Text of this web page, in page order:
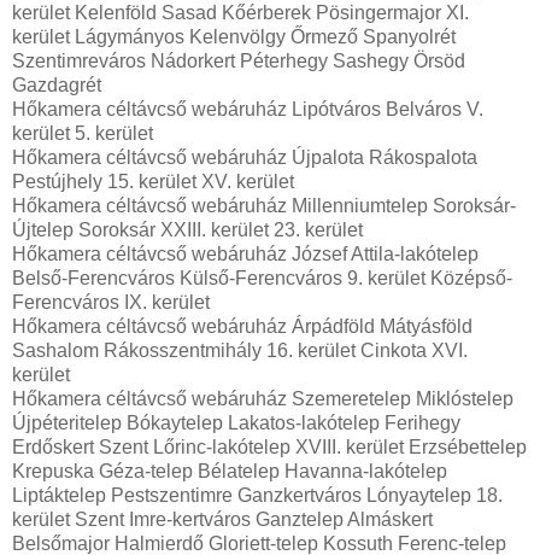
kerület Kelenföld Sasad Kőérberek Pösingermajor XI.
kerület Lágymányos Kelenvölgy Őrmező Spanyolrét
Szentimreváros Nádorkert Péterhegy Sashegy Örsöd
Gazdagrét
Hőkamera céltávcső webáruház Lipótváros Belváros V.
kerület 5. kerület
Hőkamera céltávcső webáruház Újpalota Rákospalota
Pestújhely 15. kerület XV. kerület
Hőkamera céltávcső webáruház Millenniumtelep Soroksár-
Újtelep Soroksár XXIII. kerület 23. kerület
Hőkamera céltávcső webáruház József Attila-lakótelep
Belső-Ferencváros Külső-Ferencváros 9. kerület Középső-
Ferencváros IX. kerület
Hőkamera céltávcső webáruház Árpádföld Mátyásföld
Sashalom Rákosszentmihály 16. kerület Cinkota XVI.
kerület
Hőkamera céltávcső webáruház Szemeretelep Miklóstelep
Újpéteritelep Bókaytelep Lakatos-lakótelep Ferihegy
Erdőskert Szent Lőrinc-lakótelep XVIII. kerület Erzsébettelep
Krepuska Géza-telep Bélatelep Havanna-lakótelep
Liptáktelep Pestszentimre Ganzkertváros Lónyaytelep 18.
kerület Szent Imre-kertváros Ganztelep Almáskert
Belsőmajor Halmierdő Gloriett-telep Kossuth Ferenc-telep